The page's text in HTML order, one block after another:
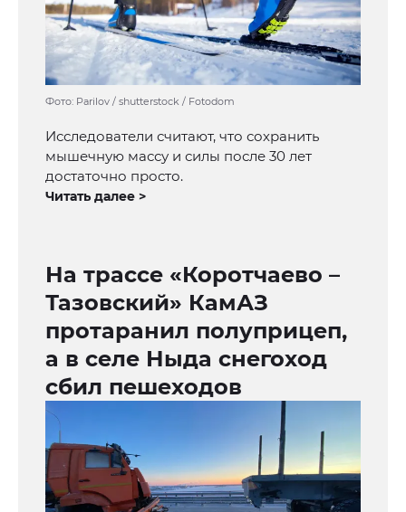
Фото: Parilov / shutterstock / Fotodom
Исследователи считают, что сохранить
мышечную массу и силы после 30 лет
достаточно просто.
Читать далее >
На трассе «Коротчаево –
Тазовский» КамАЗ
протаранил полуприцеп,
а в селе Ныда снегоход
сбил пешеходов